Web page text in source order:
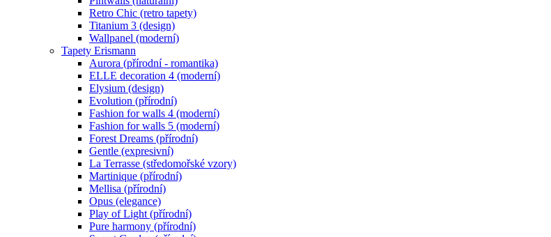
Retro Chic (retro tapety)
Titanium 3 (design)
Wallpanel (moderní)
Tapety Erismann
Aurora (přírodní - romantika)
ELLE decoration 4 (moderní)
Elysium (design)
Evolution (přírodní)
Fashion for walls 4 (moderní)
Fashion for walls 5 (moderní)
Forest Dreams (přírodní)
Gentle (expresivní)
La Terrasse (středomořské vzory)
Martinique (přírodní)
Mellisa (přírodní)
Opus (elegance)
Play of Light (přírodní)
Pure harmony (přírodní)